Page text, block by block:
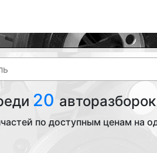
20
по доступным ценам на